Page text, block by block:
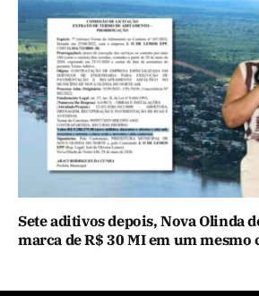
Sete aditivos depois, Nova Olinda
marca de R$ 30 MI em um mesmo